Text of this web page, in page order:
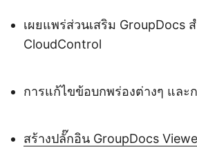
เผยแพร่ส่วนเสริม GroupDocs
CloudControl
การแก้ไขข้อบกพร่องต่างๆ และ
สร้างปลั๊กอิน GroupDocs